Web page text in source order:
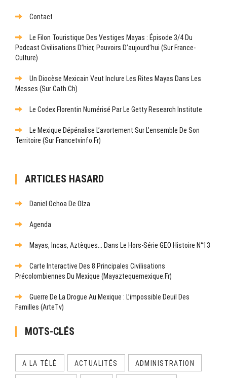
Contact
Le Filon Touristique Des Vestiges Mayas : Épisode 3/4 Du
Podcast Civilisations D’hier, Pouvoirs D’aujourd’hui (sur France-
Culture)
Un Diocèse Mexicain Veut Inclure Les Rites Mayas Dans Les
Messes (sur Cath.ch)
Le Codex Florentin Numérisé Par Le Getty Research Institute
Le Mexique Dépénalise L’avortement Sur L’ensemble De Son
Territoire (sur Francetvinfo.fr)
ARTICLES HASARD
Daniel Ochoa De Olza
Agenda
Mayas, Incas, Aztèques... Dans Le Hors-Série GEO Histoire N°13
Carte Interactive Des 8 Principales Civilisations
Précolombiennes Du Mexique (mayaztequemexique.fr)
Guerre De La Drogue Au Mexique : L’impossible Deuil Des
Familles (ArteTv)
MOTS-CLÉS
A LA TÉLÉ ACTUALITÉS ADMINISTRATION